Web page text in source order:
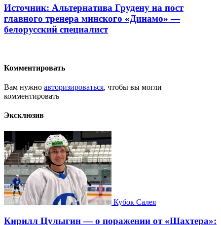
Источник: Альтернатива Грудену на пост
главного тренера минского «Динамо» —
белорусский специалист
Комментировать
Вам нужно авторизироваться, чтобы вы могли
комментировать
Эксклюзив
Кубок Салея
Кирилл Цулыгин — о поражении от «Шахтера»: